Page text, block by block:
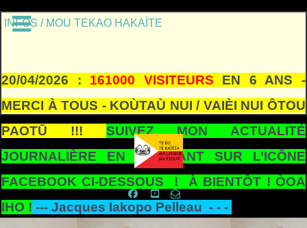
INFOS / MOU TEKAO HAKAÌTE
20/04/2026 : 161000 VISITEURS EN 6 ANS -
MERCI À TOUS - KOÙTAÙ NUI / VAIÈI NUI ÔTOU
PAOTŪ !!! SUIVEZ MON ACTUALITÉ
JOURNALIÈRE EN CLIQUANT SUR L’ICÔNE
FACEBOOK CI-DESSOUS ! À BIENTÔT ! ÒOA
IHO ! --- Jacques Iakopo Pelleau - - -